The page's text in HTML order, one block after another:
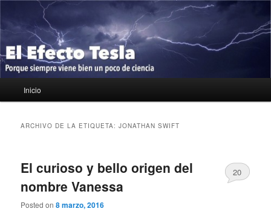
contenido
principal
contenido
secundario
El Efecto Tesla
Porque siempre viene bien un poco de ciencia
principal
Inicio
ARCHIVO DE LA ETIQUETA:JONATHAN SWIFT
El curioso y bello origen del
nombre Vanessa
Posted on8 marzo, 2016
20